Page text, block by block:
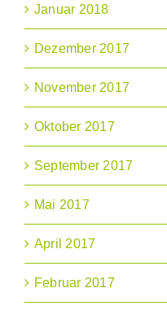
Januar 2018
Dezember 2017
November 2017
Oktober 2017
September 2017
Mai 2017
April 2017
Februar 2017